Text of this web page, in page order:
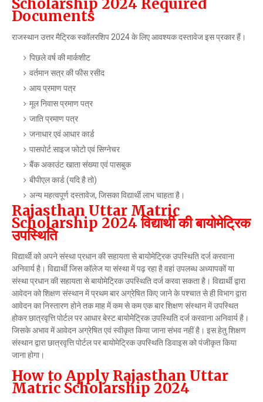
Scholarship 2024 Required
Documents
राजस्थान उत्तर मैट्रिक स्कॉलरशिप 2024 के लिए आवश्यक दस्तावेज इस प्रकार हैं।
पिछले वर्ष की मार्कशीट
वर्तमान सत्र की फीस रसीद
आय प्रमाण पत्र
मूल निवास प्रमाण पत्र
जाति प्रमाण पत्र
जनाधार एवं आधार कार्ड
पासपोर्ट साइज फोटो एवं सिग्नेचर
बैंक अकाउंट खाता संख्या एवं पासबुक
बीपीएल कार्ड (यदि है तो)
अन्य महत्वपूर्ण दस्तावेज, जिसका विद्यार्थी लाभ चाहता है।
Rajasthan Uttar Matric
Scholarship 2024 विद्यार्थी की बायोमेट्रिक
उपस्थिति
विद्यार्थी को अपने संस्था प्रधान की सहायता से बायोमेट्रिक उपस्थिति दर्ज करवाना
अनिवार्य है। विद्यार्थी जिस कॉलेज या संस्था में पढ़ रहा है वहां उपलब्ध अध्यापकों या
संस्था प्रधान की सहायता से बायोमेट्रिक उपस्थिति दर्ज करवा सकता है। विद्यार्थी द्वारा
आवेदन को शिक्षण संस्थान में प्रथम बार अग्रेषित किए जाने के पश्चात से ही विभाग द्वारा
आवेदन का निस्तारण होने तक माह में कम से कम एक बार शिक्षण संस्थान में उपस्थित
होकर छात्रवृत्ति पोर्टल पर आधार बेस्ट बायोमेट्रिक उपस्थिति दर्ज करवाना अनिवार्य है।
जिसके अभाव में आवेदन अग्रेषित एवं स्वीकृत किया जाना संभव नहीं है। इस हेतु शिक्षण
संस्थान द्वारा छात्रवृत्ति पोर्टल पर बायोमेट्रिक उपस्थिति डिवाइस को पंजीकृत किया
जाना होगा।
How to Apply Rajasthan Uttar
Matric Scholarship 2024